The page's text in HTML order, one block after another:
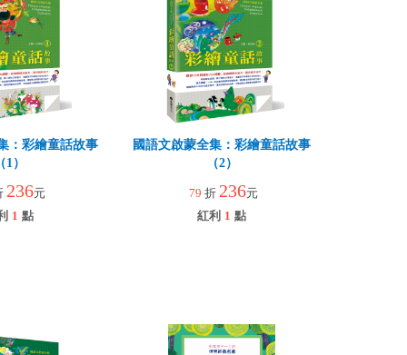
：彩繪童話故事
（1）
236元
1 點
國語文啟蒙全集：彩繪童話故事
（2）
79 折 236元
紅利 1 點